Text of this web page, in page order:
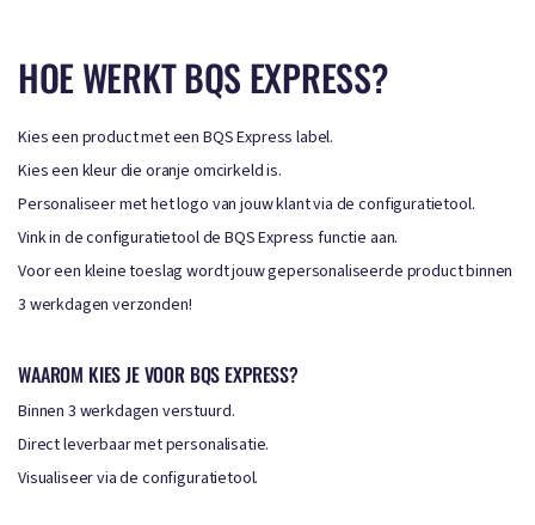
HOE WERKT BQS EXPRESS?
Kies een product met een BQS Express label.
Kies een kleur die oranje omcirkeld is.
Personaliseer met het logo van jouw klant via de configuratietool.
Vink in de configuratietool de BQS Express functie aan.
Voor een kleine toeslag wordt jouw gepersonaliseerde product binnen
3 werkdagen verzonden!
WAAROM KIES JE VOOR BQS EXPRESS?
Binnen 3 werkdagen verstuurd.
Direct leverbaar met personalisatie.
Visualiseer via de configuratietool.